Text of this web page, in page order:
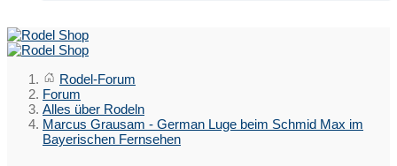
Rodel-Forum
Forum
Alles über Rodeln
Marcus Grausam - German Luge beim Schmid Max im
Bayerischen Fernsehen